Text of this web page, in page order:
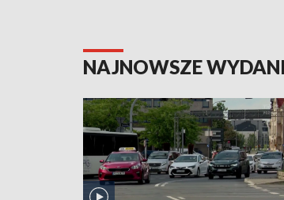
NAJNOWSZE